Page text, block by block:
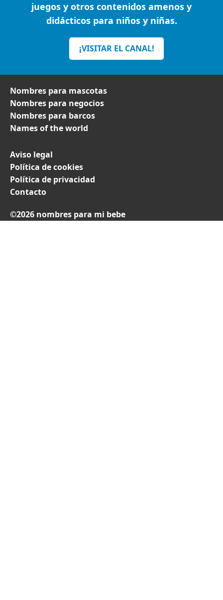
juegos y otros contenidos amenos y
didácticos para niños y niñas.
¡VISITAR EL CANAL!
Nombres para mascotas
Nombres para negocios
Nombres para barcos
Names of the world
Aviso legal
Política de cookies
Política de privacidad
Contacto
©2026 nombres para mi bebe